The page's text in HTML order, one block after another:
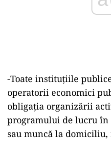
-Toate instituţiile
operatorii economici
obligaţia organizării
programului de lucru în
sau muncă la domiciliu,